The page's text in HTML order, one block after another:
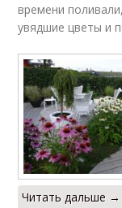
времени
увядшие цветы и
Читать дальше →